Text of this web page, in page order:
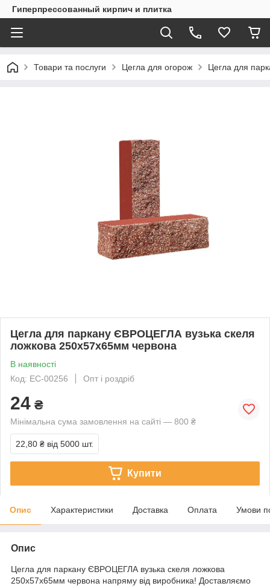
Гиперпрессованный кирпич и плитка
Товари та послуги Цегла для огорож Цегла для
Цегла для паркану ЄВРОЦЕГЛА вузька скеля
ложкова 250х57х65мм червона
В наявності
Код: EC-00256
Опт і роздріб
24 ₴
Мінімальна сума замовлення на сайті — 800 ₴
22,80 ₴ від 5000 шт.
Купити
Опис Характеристики Доставка Оплата Умови
Опис
Цегла для паркану ЄВРОЦЕГЛА вузька скеля ложкова
250х57х65мм червона напряму від виробника! Доставляємо